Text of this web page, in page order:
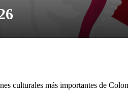
culturales más importantes de